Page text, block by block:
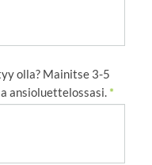
olla? Mainitse 3-5
ansioluettelossasi. *